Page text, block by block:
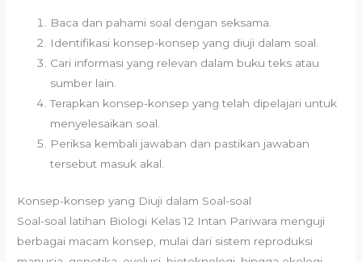
Baca dan pahami soal dengan seksama.
Identifikasi konsep-konsep yang diuji dalam soal.
Cari informasi yang relevan dalam buku teks atau
sumber lain.
Terapkan konsep-konsep yang telah dipelajari untuk
menyelesaikan soal.
Periksa kembali jawaban dan pastikan jawaban
tersebut masuk akal.
Konsep-konsep yang Diuji dalam Soal-soal
Soal-soal latihan Biologi Kelas 12 Intan Pariwara menguji
berbagai macam konsep, mulai dari sistem reproduksi